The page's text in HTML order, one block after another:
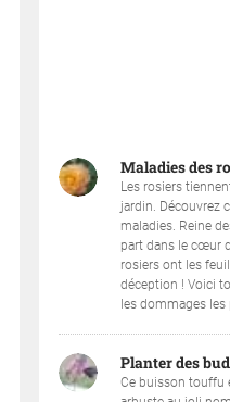
Maladies des
Les rosiers
jardin. Découvrez
maladies. Reine
part dans le cœur
rosiers ont les
déception ! Voici
les dommages les
Planter des
Ce buisson touffu